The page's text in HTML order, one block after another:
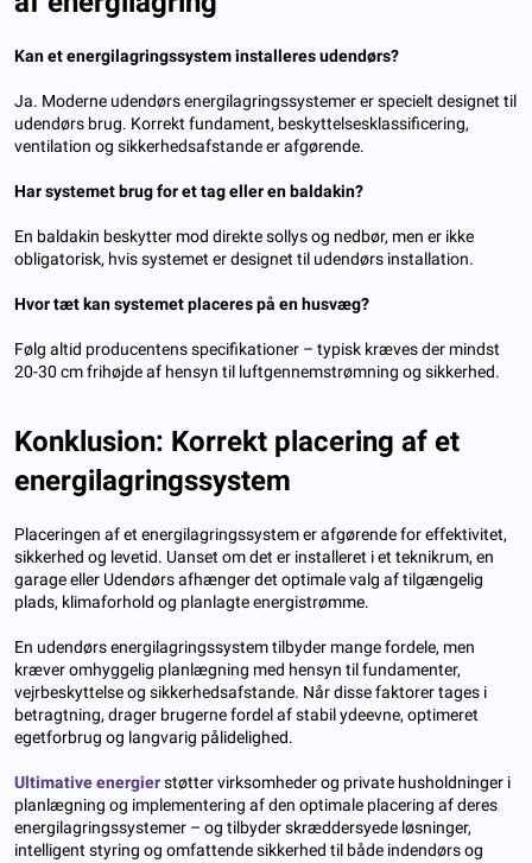
Kan et energilagringssystem installeres udendørs?
Ja. Moderne udendørs energilagringssystemer er specielt designet til
udendørs brug. Korrekt fundament, beskyttelsesklassificering,
ventilation og sikkerhedsafstande er afgørende.
Har systemet brug for et tag eller en baldakin?
En baldakin beskytter mod direkte sollys og nedbør, men er ikke
obligatorisk, hvis systemet er designet til udendørs installation.
Hvor tæt kan systemet placeres på en husvæg?
Følg altid producentens specifikationer – typisk kræves der mindst
20-30 cm frihøjde af hensyn til luftgennemstrømning og sikkerhed.
Konklusion: Korrekt placering af et
energilagringssystem
Placeringen af ​​et energilagringssystem er afgørende for effektivitet,
sikkerhed og levetid. Uanset om det er installeret i et teknikrum, en
garage eller Udendørs afhænger det optimale valg af tilgængelig
plads, klimaforhold og planlagte energistrømme.
En udendørs energilagringssystem tilbyder mange fordele, men
kræver omhyggelig planlægning med hensyn til fundamenter,
vejrbeskyttelse og sikkerhedsafstande. Når disse faktorer tages i
betragtning, drager brugerne fordel af stabil ydeevne, optimeret
egetforbrug og langvarig pålidelighed.
Ultimative energierstøtter virksomheder og private husholdninger i
planlægning og implementering af den optimale placering af deres
energilagringssystemer – og tilbyder skræddersyede løsninger,
intelligent styring og omfattende sikkerhed til både indendørs og